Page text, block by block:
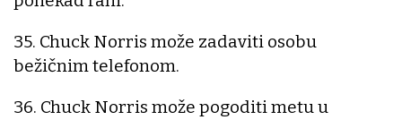
35. Chuck Norris može zadaviti osobu
bežičnim telefonom.
36. Chuck Norris može pogoditi metu u